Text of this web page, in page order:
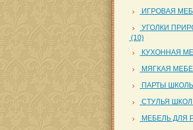
ИГРОВАЯ
УГОЛКИ
(10)
КУХОННАЯ
МЯГКАЯ
ПАРТЫ
СТУЛЬЯ
МЕБЕЛЬ ДЛЯ